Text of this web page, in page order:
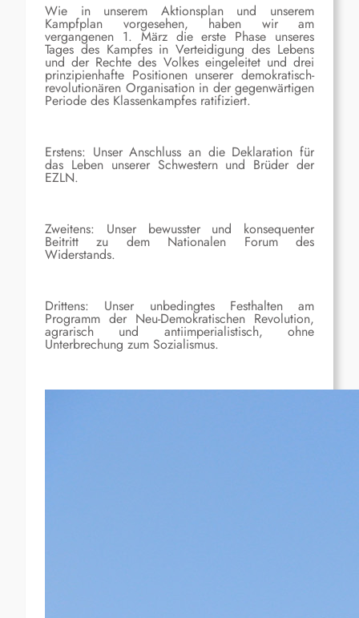
Wie in unserem Aktionsplan und unserem
Kampfplan vorgesehen, haben wir am
vergangenen 1. März die erste Phase unseres
Tages des Kampfes in Verteidigung des Lebens
und der Rechte des Volkes eingeleitet und drei
prinzipienhafte Positionen unserer demokratisch-
revolutionären Organisation in der gegenwärtigen
Periode des Klassenkampfes ratifiziert.
Erstens: Unser Anschluss an die Deklaration für
das Leben unserer Schwestern und Brüder der
EZLN.
Zweitens: Unser bewusster und konsequenter
Beitritt zu dem Nationalen Forum des
Widerstands.
Drittens: Unser unbedingtes Festhalten am
Programm der Neu-Demokratischen Revolution,
agrarisch und antiimperialistisch, ohne
Unterbrechung zum Sozialismus.